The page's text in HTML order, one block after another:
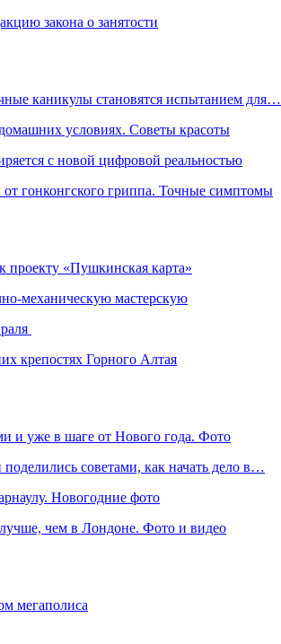
закона о занятости
каникулы становятся испытанием для…
условиях. Советы красоты
с новой цифровой реальностью
гонконгского гриппа. Точные симптомы
проекту «Пушкинская карта»
механическую мастерскую
крепостях Горного Алтая
и уже в шаге от Нового года. Фото
советами, как начать дело в…
Новогодние фото
чем в Лондоне. Фото и видео
мегаполиса